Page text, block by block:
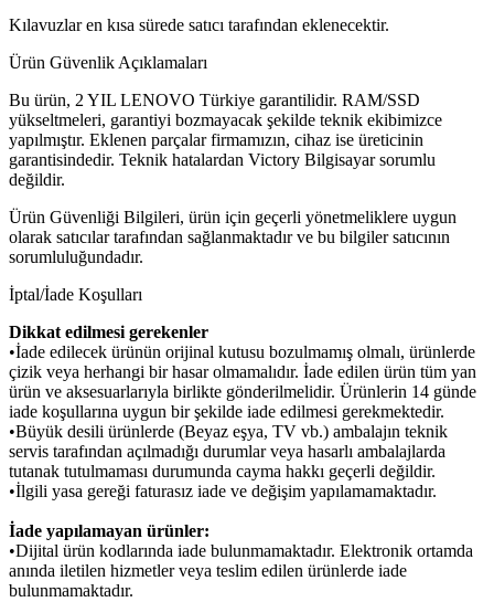
Kılavuzlar en kısa sürede satıcı tarafından eklenecektir.
Ürün Güvenlik Açıklamaları
Bu ürün, 2 YIL LENOVO Türkiye garantilidir. RAM/SSD
yükseltmeleri, garantiyi bozmayacak şekilde teknik ekibimizce
yapılmıştır. Eklenen parçalar firmamızın, cihaz ise üreticinin
garantisindedir. Teknik hatalardan Victory Bilgisayar sorumlu
değildir.
Ürün Güvenliği Bilgileri, ürün için geçerli yönetmeliklere uygun
olarak satıcılar tarafından sağlanmaktadır ve bu bilgiler satıcının
sorumluluğundadır.
İptal/İade Koşulları
Dikkat edilmesi gerekenler
•İade edilecek ürünün orijinal kutusu bozulmamış olmalı, ürünlerde
çizik veya herhangi bir hasar olmamalıdır. İade edilen ürün tüm yan
ürün ve aksesuarlarıyla birlikte gönderilmelidir. Ürünlerin 14 günde
iade koşullarına uygun bir şekilde iade edilmesi gerekmektedir.
•Büyük desili ürünlerde (Beyaz eşya, TV vb.) ambalajın teknik
servis tarafından açılmadığı durumlar veya hasarlı ambalajlarda
tutanak tutulmaması durumunda cayma hakkı geçerli değildir.
•İlgili yasa gereği faturasız iade ve değişim yapılamamaktadır.
İade yapılamayan ürünler:
•Dijital ürün kodlarında iade bulunmamaktadır. Elektronik ortamda
anında iletilen hizmetler veya teslim edilen ürünlerde iade
bulunmamaktadır.